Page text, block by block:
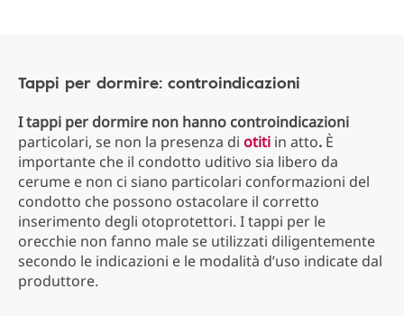
Tappi per dormire: controindicazioni
I tappi per dormire non hanno controindicazioni
particolari, se non la presenza di otiti in atto. È
importante che il condotto uditivo sia libero da
cerume e non ci siano particolari conformazioni del
condotto che possono ostacolare il corretto
inserimento degli otoprotettori. I tappi per le
orecchie non fanno male se utilizzati diligentemente
secondo le indicazioni e le modalità d’uso indicate dal
produttore.